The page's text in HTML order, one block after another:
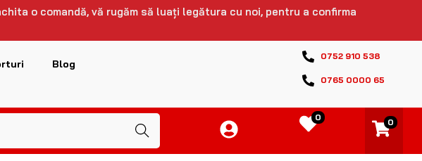
o comandă, vă rugăm să luați legătura cu noi, pentru a confirma
Blog
0752 910 538
0765 0000 65
Caută
0 0